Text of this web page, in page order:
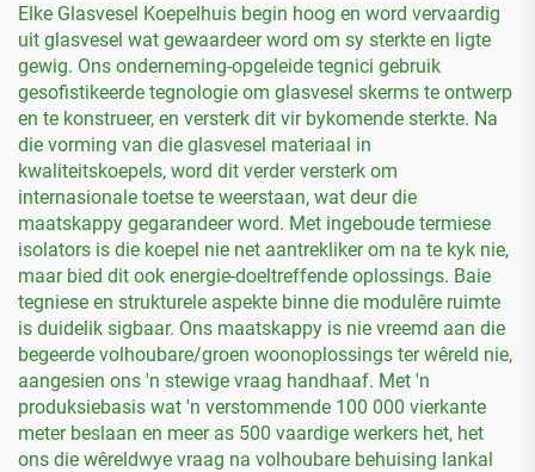
Elke Glasvesel Koepelhuis begin hoog en word vervaardig
uit glasvesel wat gewaardeer word om sy sterkte en ligte
gewig. Ons onderneming-opgeleide tegnici gebruik
gesofistikeerde tegnologie om glasvesel skerms te ontwerp
en te konstrueer, en versterk dit vir bykomende sterkte. Na
die vorming van die glasvesel materiaal in
kwaliteitskoepels, word dit verder versterk om
internasionale toetse te weerstaan, wat deur die
maatskappy gegarandeer word. Met ingeboude termiese
isolators is die koepel nie net aantrekliker om na te kyk nie,
maar bied dit ook energie-doeltreffende oplossings. Baie
tegniese en strukturele aspekte binne die modulêre ruimte
is duidelik sigbaar. Ons maatskappy is nie vreemd aan die
begeerde volhoubare/groen woonoplossings ter wêreld nie,
aangesien ons 'n stewige vraag handhaaf. Met 'n
produksiebasis wat 'n verstommende 100 000 vierkante
meter beslaan en meer as 500 vaardige werkers het, het
ons die wêreldwye vraag na volhoubare behuising lankal